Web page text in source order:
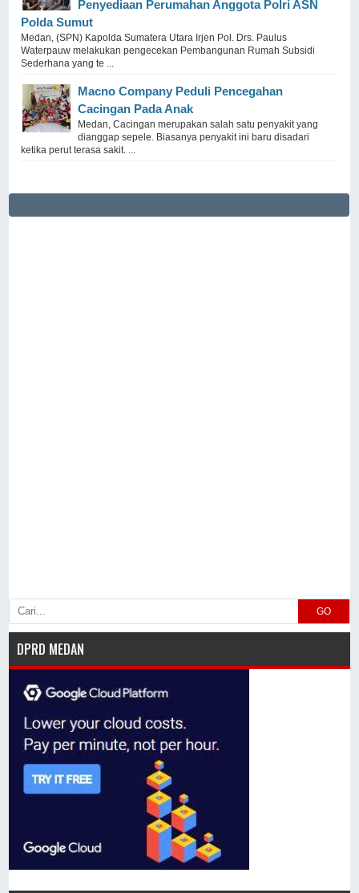
Penyediaan Perumahan Anggota Polri ASN
Polda Sumut
Medan, (SPN) Kapolda Sumatera Utara Irjen Pol. Drs. Paulus
Waterpauw melakukan pengecekan Pembangunan Rumah Subsidi
Sederhana yang te ...
Macno Company Peduli Pencegahan
Cacingan Pada Anak
Medan, Cacingan merupakan salah satu penyakit yang
dianggap sepele. Biasanya penyakit ini baru disadari
ketika perut terasa sakit. ...
GO
DPRD MEDAN